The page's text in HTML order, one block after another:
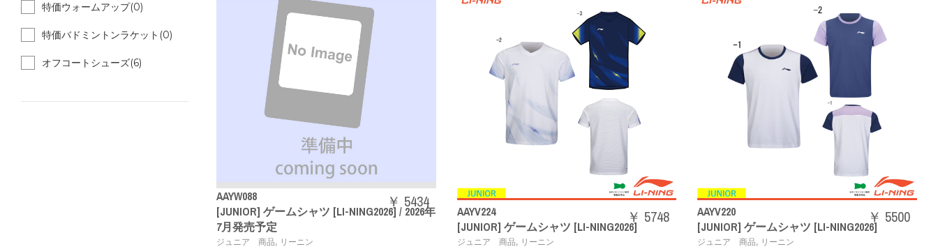
AAYW088
[JUNIOR] ゲームシャツ [LI-NING2026] / 2026年
7月発売予定
ジュニア 商品, リーニン
￥ 5434
AAYV224
[JUNIOR] ゲームシャツ [LI-NING2026]
ジュニア 商品, リーニン
￥ 5748
AAYV220
[JUNIOR] ゲームシャツ [LI-NING2026]
ジュニア 商品, リーニン
￥ 5500
特価ウォームアップ(0)
特価バドミントンラケット(0)
オフコートシューズ(6)